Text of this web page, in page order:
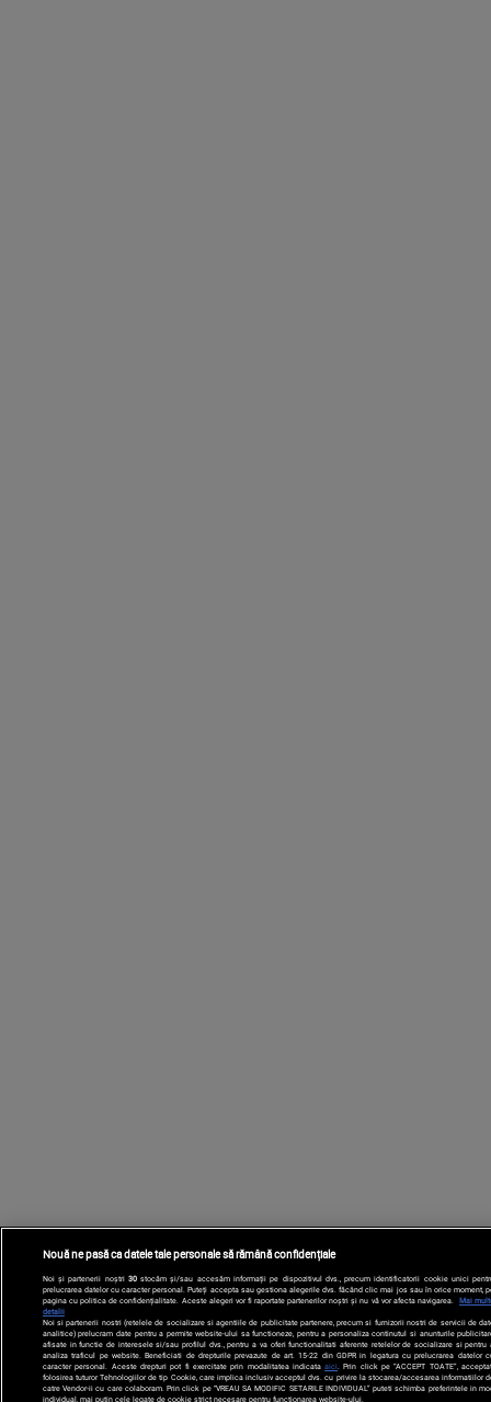
Nouă ne pasă ca datele tale personale să rămână confidențiale
Noi și partenerii noștri 30stocăm și/sau accesăm informații pe dispozitivul dvs., precum identificatorii cookie unici
prelucrarea datelor cu caracter personal. Puteți accepta sau gestiona alegerile dvs. făcând clic mai jos sau în orice moment,
pagina cu politica de confidențialitate. Aceste alegeri vor fi raportate partenerilor noștri și nu vă vor afecta navigarea.
Mai
detalii
Noi si partenerii nostri (retelele de socializare si agentiile de publicitate partenere, precum si furnizorii nostri de servicii de
analitice) prelucram date pentru a permite website-ului sa functioneze, pentru a personaliza continutul si anunturile
afisate in functie de interesele si/sau profilul dvs., pentru a va oferi functionalitati aferente retelelor de socializare si pentru
analiza traficul pe website. Beneficiati de drepturile prevazute de art. 15-22 din GDPR in legatura cu prelucrarea datelor
caracter personal. Aceste drepturi pot fi exercitate prin modalitatea indicataaici . Prin click pe “ACCEPT TOATE”,
folosirea tuturor Tehnologiilor de tip Cookie, care implica inclusiv acceptul dvs. cu privire la stocarea/accesarea informatiilor
catre Vendor-ii cu care colaboram. Prin click pe “VREAU SA MODIFIC SETARILE INDIVIDUAL” puteti schimba preferintele in
individual, mai putin cele legate de cookie strict necesare pentru functionarea website-ului.